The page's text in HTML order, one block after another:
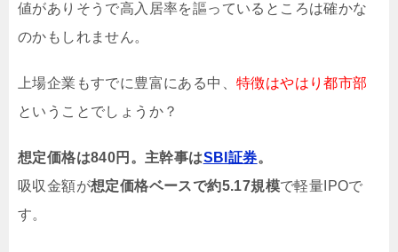
値がありそうで高入居率を謳っているところは確かな
のかもしれません。
上場企業もすでに豊富にある中、 特徴はやはり都市部
ということでしょうか？
想定価格は840円。主幹事はSBI証券。
吸収金額が想定価格ベースで約5.17規模で軽量IPOで
す。